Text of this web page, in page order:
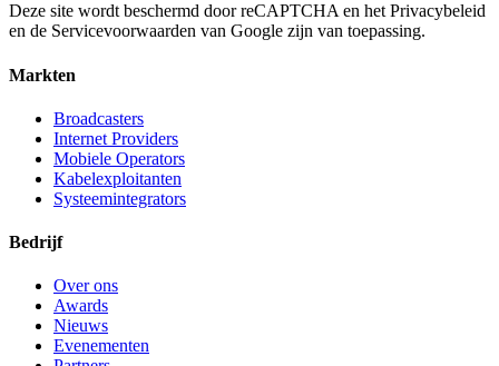
Deze site wordt beschermd door reCAPTCHA en het Privacybeleid
en de Servicevoorwaarden van Google zijn van toepassing.
Markten
Broadcasters
Internet Providers
Mobiele Operators
Kabelexploitanten
Systeemintegrators
Bedrijf
Over ons
Awards
Nieuws
Evenementen